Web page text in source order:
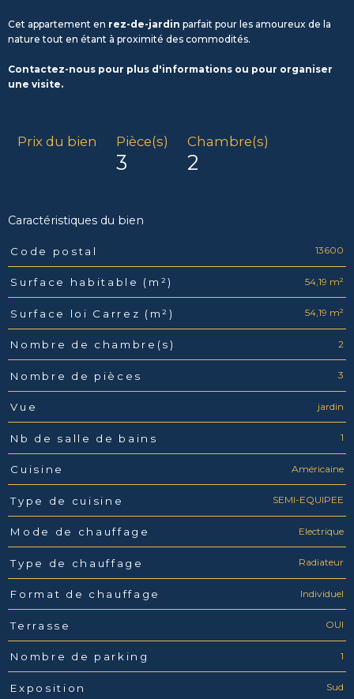
Cet appartement en rez-de-jardin parfait pour les amoureux de la
nature tout en étant à proximité des commodités.
Contactez-nous pour plus d'informations ou pour organiser
une visite.
Prix du bien Pièce(s)
3
Chambre(s)
2
Caractéristiques du bien
Caractéristiques Valeurs
Code postal 13600
Surface habitable (m²) 54,19 m²
Surface loi Carrez (m²) 54,19 m²
Nombre de chambre(s) 2
Nombre de pièces 3
Vue jardin
Nb de salle de bains 1
Cuisine Américaine
Type de cuisine SEMI-EQUIPEE
Mode de chauffage Electrique
Type de chauffage Radiateur
Format de chauffage Individuel
Terrasse OUI
Nombre de parking 1
Exposition Sud